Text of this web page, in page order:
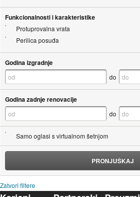
Funkcionalnosti i karakteristike
Protuprovalna vrata
Perilica posuđa
Godina izgradnje
do
Godina zadnje renovacije
do
Samo oglasi s virtualnom šetnjom
PRONJUŠKAJ
Zatvori filtere